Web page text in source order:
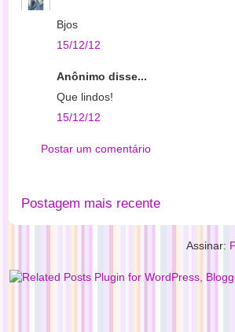
Bjos
15/12/12
Anônimo disse...
Que lindos!
15/12/12
Postar um comentário
Postagem mais recente
Assinar: